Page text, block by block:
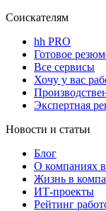
Соискателям
hh PRO
Готовое
Все сервисы
Хочу у вас
Экспертная
Новости и статьи
Блог
О компаниях
Жизнь в
ИТ-проекты
Рейтинг